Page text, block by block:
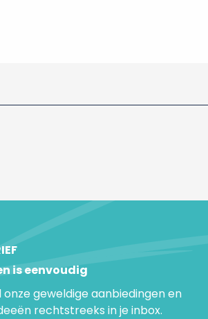
is eenvoudig
geweldige aanbiedingen en
rechtstreeks in je inbox.